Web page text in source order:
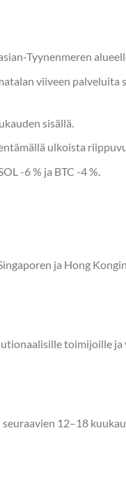
Tyynenmeren
viiveen palveluita
sisällä.
ulkoista
-6 % ja BTC -4 %.
ja Hong
toimijoille ja
12–18